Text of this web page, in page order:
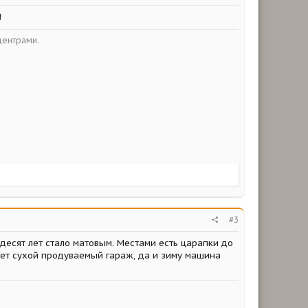
#3
лет стало матовым. Местами есть царапки до
сухой продуваемый гараж, да и зиму машина